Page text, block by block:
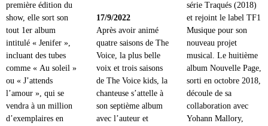
première édition du
show, elle sort son
tout 1er album
intitulé « Jenifer »,
incluant des tubes
comme « Au soleil »
ou « J’attends
l’amour », qui se
vendra à un million
d’exemplaires en
17/9/2022
Après avoir animé
quatre saisons de The
Voice, la plus belle
voix et trois saisons
de The Voice kids, la
chanteuse s’attelle à
son septième album
avec l’auteur et
série Traqués (2018)
et rejoint le label TF1
Musique pour son
nouveau projet
musical. Le huitième
album Nouvelle Page,
sorti en octobre 2018,
découle de sa
collaboration avec
Yohann Mallory,